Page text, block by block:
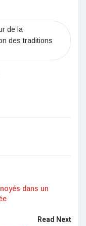
de la
des traditions
dans un
Read Next